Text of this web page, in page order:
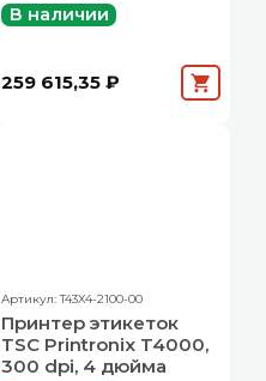
В наличии
259 615,35 ₽
Артикул: T43X4-2100-00
Принтер этикеток
TSC Printronix T4000,
300 dpi, 4 дюйма